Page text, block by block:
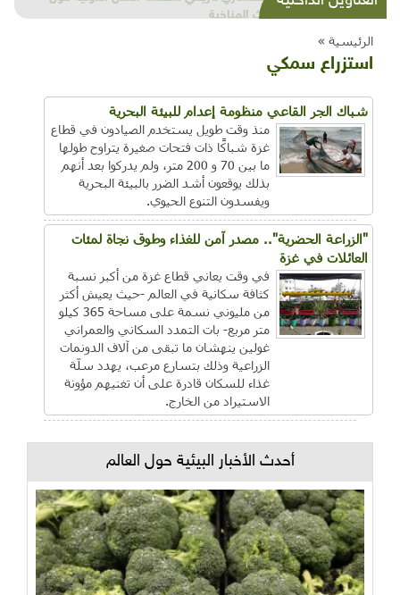
وحاكورة ونوبل وزيتون و"سيباط"
الرئيسية »
استزراع سمكي
شباك الجر القاعي منظومة إعدام للبيئة البحرية
منذ وقت طويل يستخدم الصيادون في قطاع
غزة شباكًا ذات فتحات صغيرة يتراوح طولها
ما بين 70 و 200 متر، ولم يدركوا بعد أنهم
بذلك يوقعون أشد الضرر بالبيئة البحرية
ويفسدون التنوع الحيوي.
"الزراعة الحضرية".. مصدر آمن للغذاء وطوق نجاة لمئات
العائلات في غزة
في وقت يعاني قطاع غزة من أكبر نسبة
كثافة سكانية في العالم -حيث يعيش أكثر
من مليوني نسمة على مساحة 365 كيلو
متر مربع- بات التمدد السكاني والعمراني
غولين ينهشان ما تبقى من آلاف الدونمات
الزراعية وذلك بتسارع مرعب، يهدد سلّة
غذاء للسكان قادرة على أن تغنيهم مؤونة
الاستيراد من الخارج.
أحدث الأخبار البيئية حول العالم